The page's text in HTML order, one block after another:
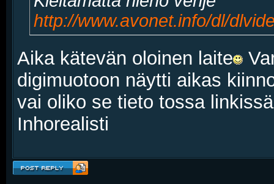
http://www.avonet.info/dl/
Aika kätevän oloinen laite
digimuotoon näytti aikas
vai oliko se tieto tossa
Inhorealisti